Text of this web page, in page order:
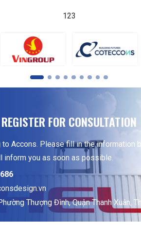
123
REGISTER FOR CONSULTATION
to Accons. Please fill in the information
inform you as soon as possible.
Thượng Đình, Quận Thanh Xuân,